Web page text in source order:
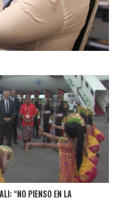
“NO PIENSO EN LA